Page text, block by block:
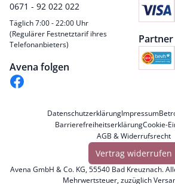
0671 - 92 022 022
Täglich 7:00 - 22:00 Uhr
(Regulärer Festnetztarif ihres
Telefonanbieters)
Avena folgen
Partner
DatenschutzerklärungImpressum
BarrierefreiheitserklärungCookie-
AGB & Widerrufsrecht
Vertrag widerrufen
Avena GmbH & Co. KG, 55540 Bad Kreuznach.
Mehrwertsteuer, zuzüglich